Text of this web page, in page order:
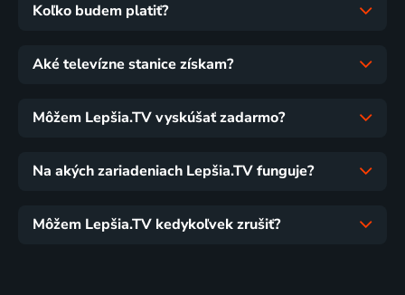
Koľko budem platiť?
Aké televízne stanice získam?
Môžem Lepšia.TV vyskúšať zadarmo?
Na akých zariadeniach Lepšia.TV funguje?
Môžem Lepšia.TV kedykoľvek zrušiť?